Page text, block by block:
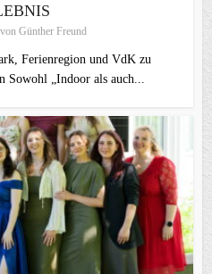
von Günther Freund
Ferienregion und VdK zu
Sowohl „Indoor als auch...